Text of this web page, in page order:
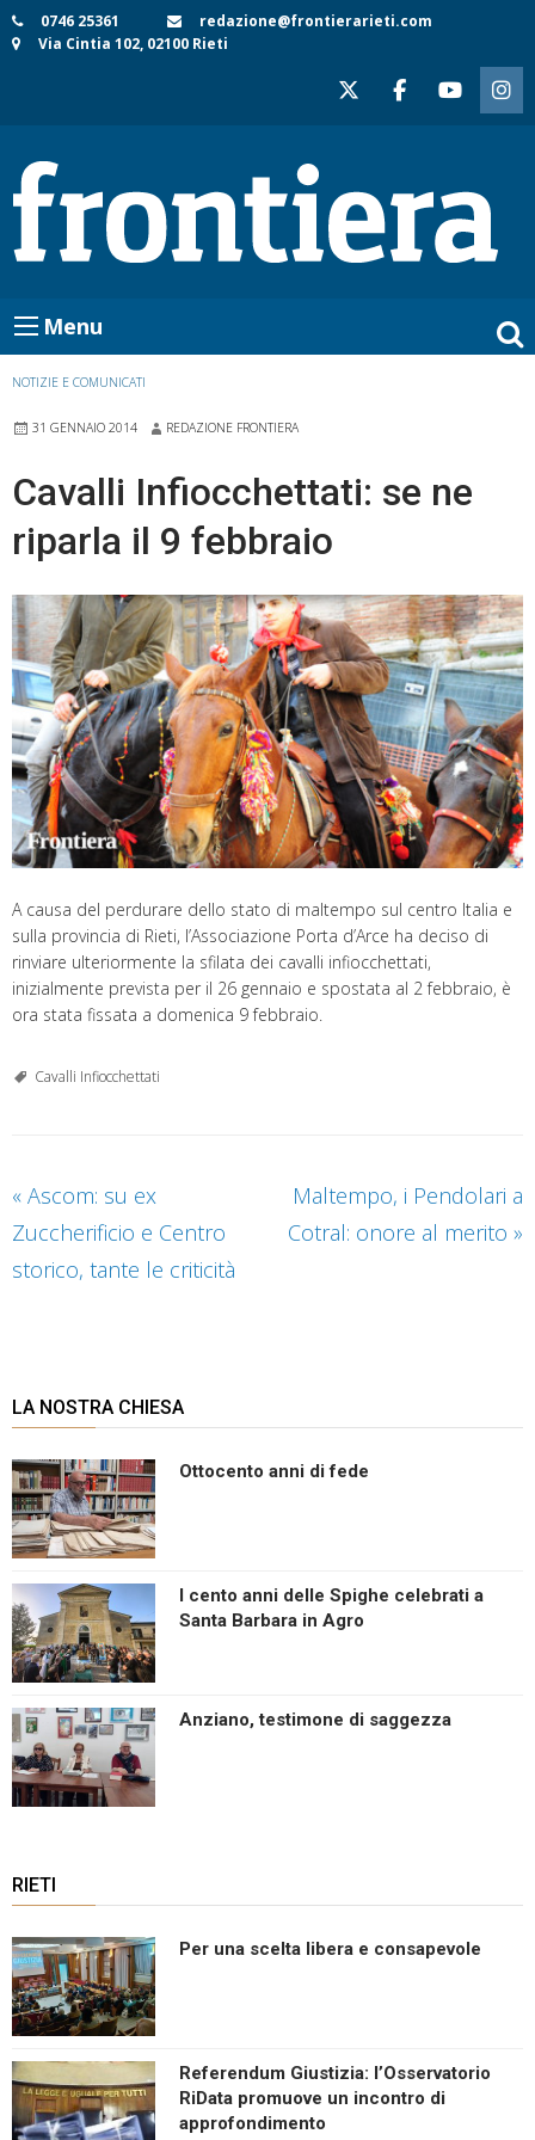
Skip
to
0746 25361
redazione@frontierarieti.com
Via Cintia 102, 02100 Rieti
Menu
NOTIZIE E COMUNICATI
31 GENNAIO 2014 REDAZIONE FRONTIERA
Cavalli Infiocchettati: se ne
riparla il 9 febbraio
A causa del perdurare dello stato di maltempo sul centro Italia e
sulla provincia di Rieti, l’Associazione Porta d’Arce ha deciso di
rinviare ulteriormente la sfilata dei cavalli infiocchettati,
inizialmente prevista per il 26 gennaio e spostata al 2 febbraio, è
ora stata fissata a domenica 9 febbraio.
Cavalli Infiocchettati
« Ascom: su ex
Zuccherificio e Centro
storico, tante le criticità
Maltempo, i Pendolari a
Cotral: onore al merito »
LA NOSTRA CHIESA
Ottocento anni di fede
I cento anni delle Spighe celebrati a
Santa Barbara in Agro
Anziano, testimone di saggezza
RIETI
Per una scelta libera e consapevole
Referendum Giustizia: l’Osservatorio
RiData promuove un incontro di
approfondimento